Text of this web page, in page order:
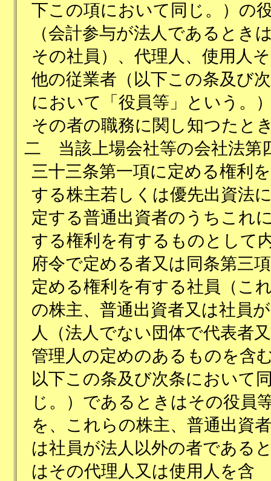
下この項において同じ。）の
（会計参与が法人であるとき
その社員）、代理人、使用人
他の従業者（以下この条及び
において「役員等」という
その者の職務に関し知つたと
二
当該上場会社等の会社法第
三十三条第一項に定める権利
する株主若しくは優先出資法
定する普通出資者のうちこれ
する権利を有するものとして
府令で定める者又は同条第三
定める権利を有する社員（こ
の株主、普通出資者又は社員
人（法人でない団体で代表者
管理人の定めのあるものを含
以下この条及び次条において
じ。）であるときはその役員
を、これらの株主、普通出資
は社員が法人以外の者である
はその代理人又は使用人を含